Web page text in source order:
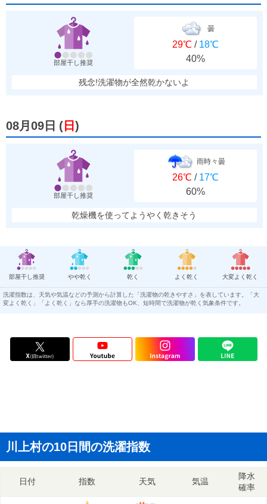
部屋干し推奨
曇
29℃ / 18℃
40%
残念!洗濯物が全然乾かないよ
08月09日 ( 日 )
部屋干し推奨
雨時々曇
26℃ / 17℃
60%
乾燥機を使ってようやく乾きそう
部屋干し推奨 やや乾く 乾く よく乾く 大変よく乾く
洗濯指数は、天気や気温などの予測から計算した「洗濯物の乾きやすさ」を表しています。「大
変よく乾く」「よく乾く」なら厚手の洗濯物もOK、短時間で洗濯物が乾く気象条件です。
川上村の10日間の洗濯指数
日付 指数 天気 気温
降水
確率